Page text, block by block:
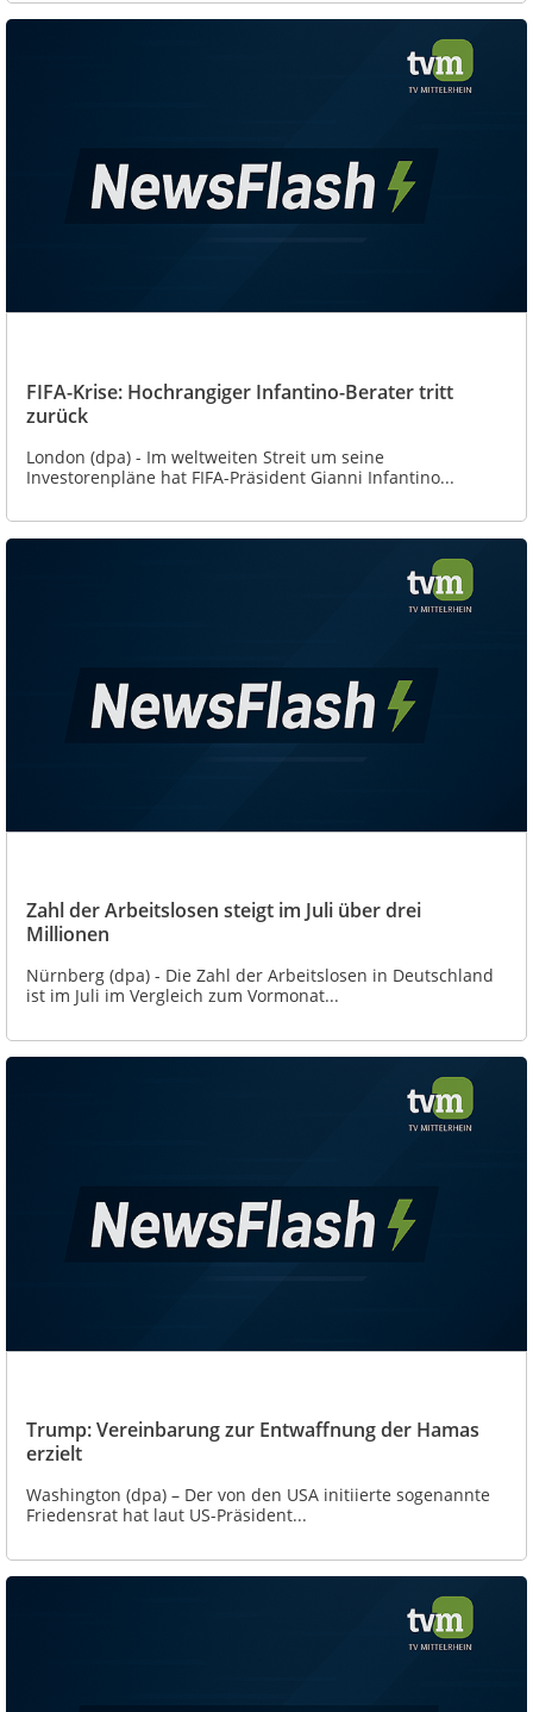
FIFA-Krise: Hochrangiger Infantino-Berater tritt
zurück
London (dpa) - Im weltweiten Streit um seine
Investorenpläne hat FIFA-Präsident Gianni Infantino...
Zahl der Arbeitslosen steigt im Juli über drei
Millionen
Nürnberg (dpa) - Die Zahl der Arbeitslosen in Deutschland
ist im Juli im Vergleich zum Vormonat...
Trump: Vereinbarung zur Entwaffnung der Hamas
erzielt
Washington (dpa) – Der von den USA initiierte sogenannte
Friedensrat hat laut US-Präsident...